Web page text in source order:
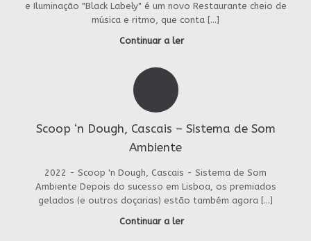
e Iluminação "Black Labely" é um novo Restaurante cheio de
música e ritmo, que conta […]
Continuar a ler
Scoop ‘n Dough, Cascais – Sistema de Som
Ambiente
2022 - Scoop 'n Dough, Cascais - Sistema de Som
Ambiente Depois do sucesso em Lisboa, os premiados
gelados (e outros doçarias) estão também agora […]
Continuar a ler